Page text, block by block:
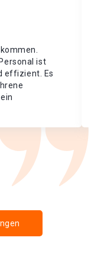
ist
effizient. Es
mit der